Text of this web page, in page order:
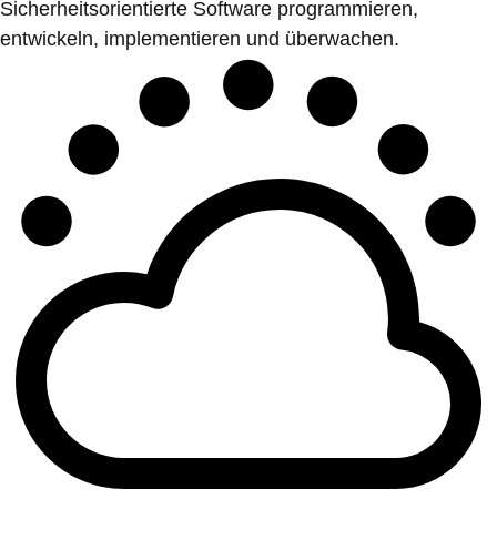
Sicherheitsorientierte Software programmieren,
entwickeln, implementieren und überwachen.